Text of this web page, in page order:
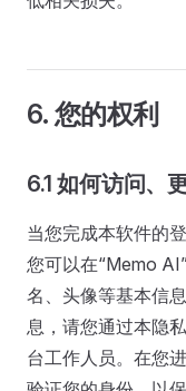
6. 您的权利
6.1 如何访问、
当您完成本软件的
您可以在“Memo
名、头像等基本信
息，请您通过本隐
台工作人员。在您